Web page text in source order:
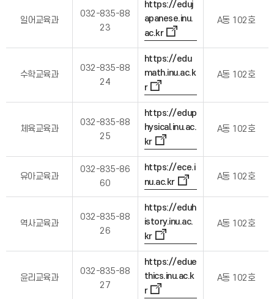
일어교육과
032-835-88
23
https://eduj
apanese.inu.
ac.kr
A동 102호
수학교육과
032-835-88
24
https://edu
math.inu.ac.k
r
A동 102호
체육교육과
032-835-88
25
https://edup
hysical.inu.ac.
kr
A동 102호
유아교육과
032-835-86
60
https://ece.i
nu.ac.kr
A동 102호
역사교육과
032-835-88
26
https://eduh
istory.inu.ac.
kr
A동 102호
윤리교육과
032-835-88
27
https://edue
thics.inu.ac.k
r
A동 102호